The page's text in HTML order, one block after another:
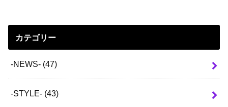
カテゴリー
-NEWS- (47)
-STYLE- (43)